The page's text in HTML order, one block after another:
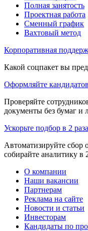
Полная занятость
Проектная работа
Сменный график
Вахтовый метод
Корпоративная
Какой соцпакет вы
Оформляйте
Проверяйте
документы без бумаг и
Ускорьте подбор в 2
Автоматизируйте сбор
собирайте аналитику в
О компании
Наши вакансии
Партнерам
Реклама на сайте
Новости и статьи
Инвесторам
Кандидаты по